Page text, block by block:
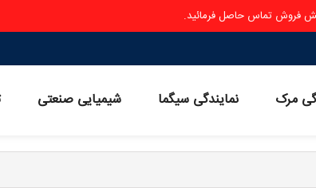
بخش فروش تماس حاصل فرمائید.
مرک نمایندگی سیگما شیمیایی صنعتی